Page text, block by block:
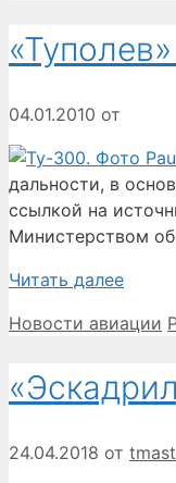
04.01.2010 от
дальности, в
ссылкой на
Министерством
Читать далее
Рубрики
Новости авиации
24.04.2018 от